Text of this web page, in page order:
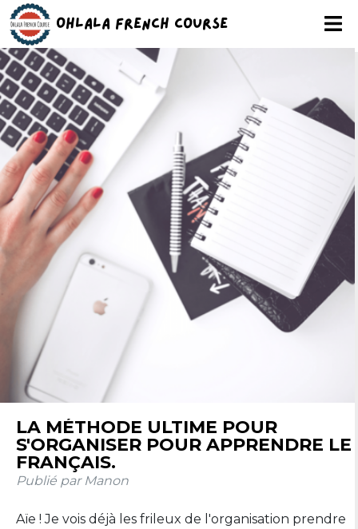
Ohlala French Course
LA MÉTHODE ULTIME POUR
S'ORGANISER POUR APPRENDRE LE
FRANÇAIS.
Publié par Manon
Aïe ! Je vois déjà les frileux de l'organisation prendre